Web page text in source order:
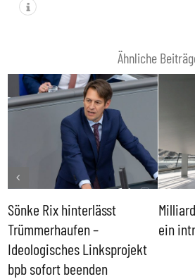
Ähnliche
Sönke Rix hinterlässt
Trümmerhaufen –
Ideologisches Linksprojekt
bpb sofort beenden
ein